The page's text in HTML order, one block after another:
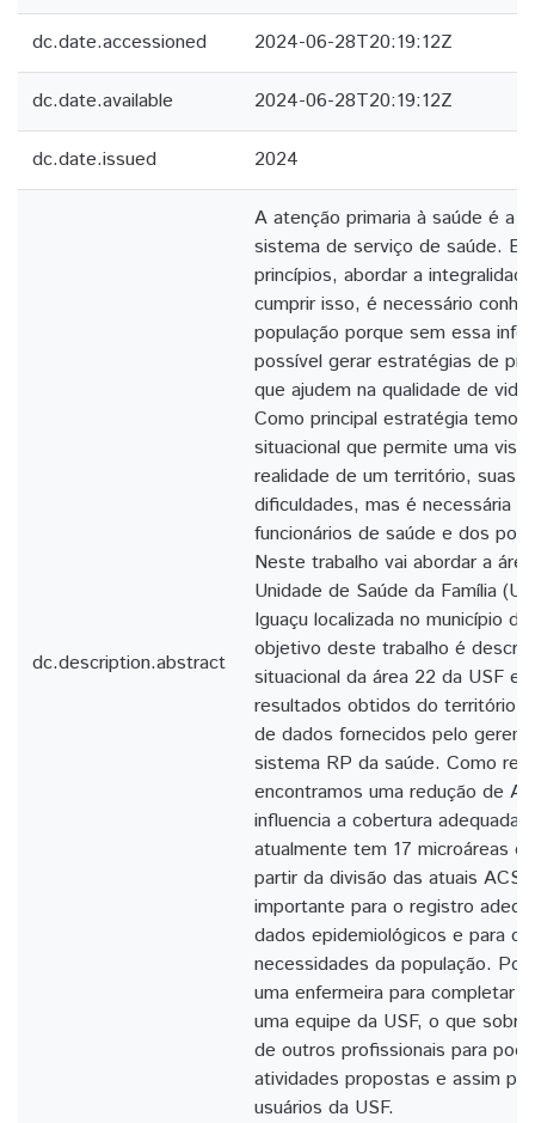
dc.date.accessioned 2024-06-28T20:19:12Z
dc.date.available 2024-06-28T20:19:12Z
dc.date.issued 2024
dc.description.abstract
A atenção primaria à saúde é a
sistema de serviço de saúde.
princípios, abordar a
cumprir isso, é necessário
população porque sem essa
possível gerar estratégias de
que ajudem na qualidade de
Como principal estratégia
situacional que permite uma
realidade de um território, suas
dificuldades, mas é necessária
funcionários de saúde e dos
Neste trabalho vai abordar a
Unidade de Saúde da Família
Iguaçu localizada no município
objetivo deste trabalho é
situacional da área 22 da USF e
resultados obtidos do território,
de dados fornecidos pelo
sistema RP da saúde. Como
encontramos uma redução de
influencia a cobertura
atualmente tem 17 microáreas
partir da divisão das atuais
importante para o registro
dados epidemiológicos e para
necessidades da população.
uma enfermeira para completar
uma equipe da USF, o que
de outros profissionais para
atividades propostas e assim
usuários da USF.